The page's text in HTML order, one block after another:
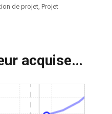
de projet ,Projet
acquise…